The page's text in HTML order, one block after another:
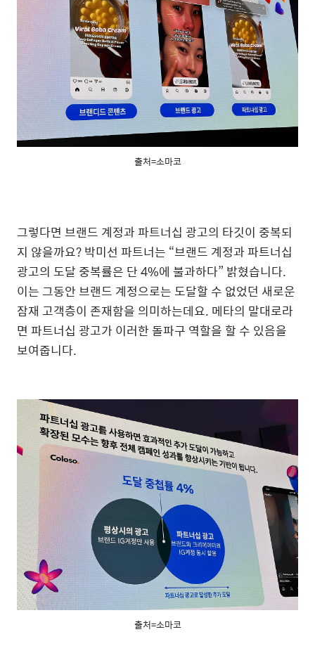
출처=소마코
그렇다면 브랜드 계정과 파트너십 광고의 타깃이 중복되
지 않을까요?박미선 파트너는 “브랜드 계정과 파트너십
광고의 도달 중복률은 단4%에 불과하다” 밝혔습니다.
이는 그동안 브랜드 계정으로는 도달할 수 없었던 새로운
잠재 고객층이 존재함을 의미하는데요. 메타의 말대로라
면 파트너십 광고가 이러한 돌파구 역할을 할 수 있음을
보여줍니다.
출처=소마코